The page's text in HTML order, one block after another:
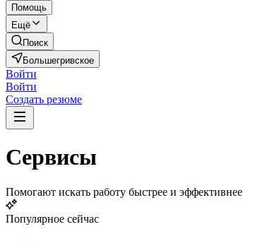
Помощь
Ещё
Поиск
Большегривское
Войти
Войти
Создать резюме
Сервисы
Помогают искать работу быстрее и эффективнее
Популярное сейчас